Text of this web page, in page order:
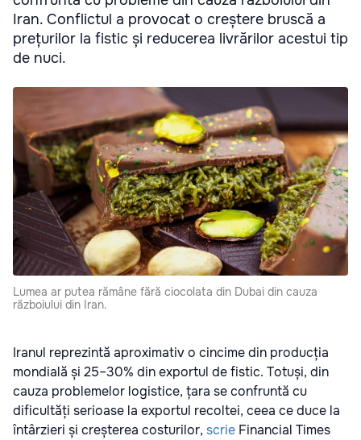
Iran. Conflictul a provocat o creștere bruscă a
prețurilor la fistic și reducerea livrărilor acestui tip
de nuci.
Lumea ar putea rămâne fără ciocolata din Dubai din cauza
războiului din Iran.
Iranul reprezintă aproximativ o cincime din producția
mondială și 25–30% din exportul de fistic. Totuși, din
cauza problemelor logistice, țara se confruntă cu
dificultăți serioase la exportul recoltei, ceea ce duce la
întârzieri și creșterea costurilor, scrie Financial Times